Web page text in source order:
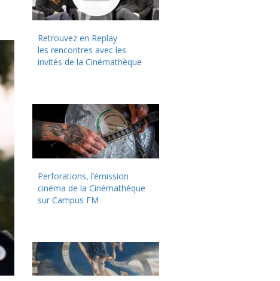
Retrouvez en Replay
les rencontres avec les
invités de la Cinémathèque
Perforations, l’émission
cinéma de la Cinémathèque
sur Campus FM